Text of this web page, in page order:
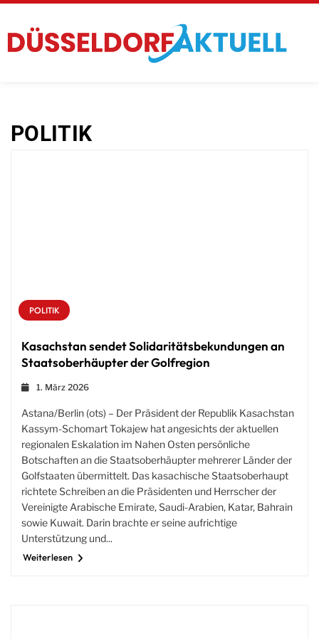
POLITIK
POLITIK
Kasachstan sendet Solidaritätsbekundungen an
Staatsoberhäupter der Golfregion
1. März 2026
Astana/Berlin (ots) – Der Präsident der Republik Kasachstan
Kassym-Schomart Tokajew hat angesichts der aktuellen
regionalen Eskalation im Nahen Osten persönliche
Botschaften an die Staatsoberhäupter mehrerer Länder der
Golfstaaten übermittelt. Das kasachische Staatsoberhaupt
richtete Schreiben an die Präsidenten und Herrscher der
Vereinigte Arabische Emirate, Saudi-Arabien, Katar, Bahrain
sowie Kuwait. Darin brachte er seine aufrichtige
Unterstützung und...
Weiterlesen